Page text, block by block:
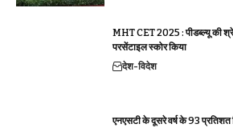
MHT CET 2025 : पीडब्ल्यू की
परसेंटाइल स्कोर किया
देश-विदेश
एनएसटी के दूसरे वर्ष के 93 प्रतिशत